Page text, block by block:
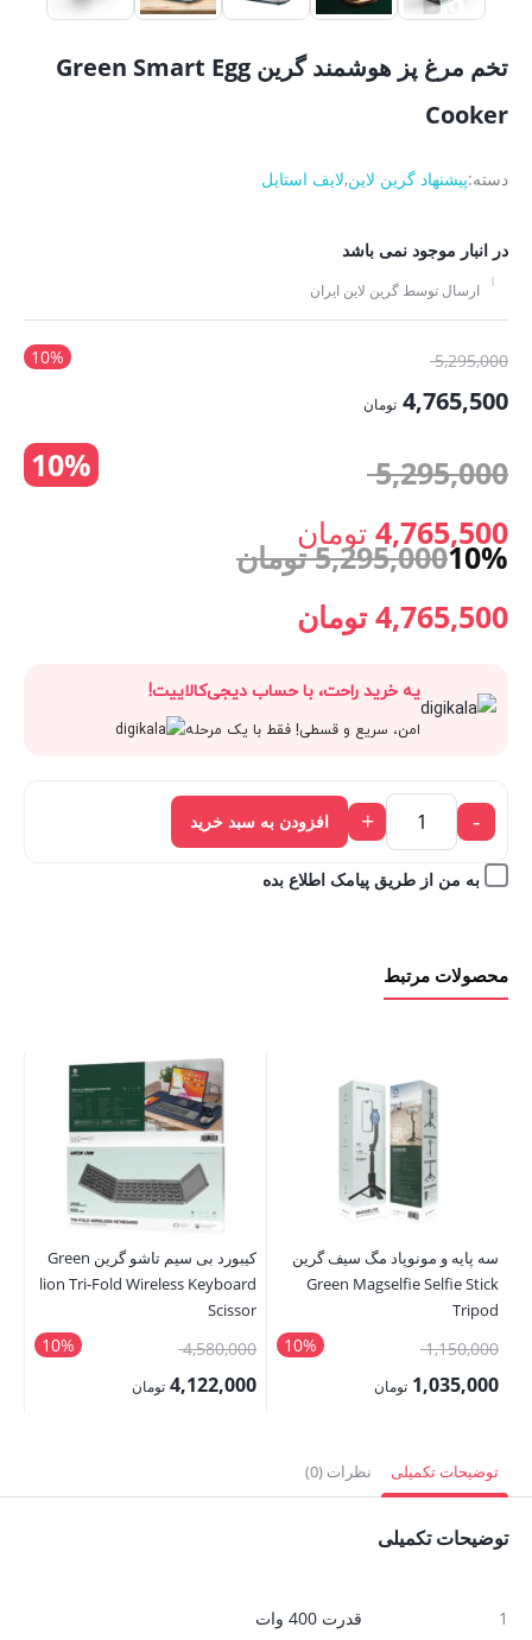
تخم مرغ پز هوشمند گرین Green Smart Egg
Cooker
دسته:پیشنهاد گرین لاین,لایف استایل
در انبار موجود نمی باشد
ارسال توسط گرین لاین ایران
10% 5,295,000قیمت
اصلی:
بود.
4,765,500 تومان
فعلی:
10% 5,295,000
اصلی: 4,765,500 تومان
4,765,500 تومان.
10%
5,295,000 تومان
قیمت
5,295,000 تومان
بود.
4,765,500 تومان
فعلی:
4,765,500 تومان.
یه خرید راحت، با حساب دیجی‌کالاییت!
امن، سریع و قسطی! فقط با یک مرحله
-
+ افزودن به سبد خرید
به من از طریق پیامک اطلاع بده
محصولات مرتبط
سه پایه و مونوپاد مگ سیف گرین
Green Magselfie Selfie Stick
Tripod
10% 1,150,000قیمت
اصلی:1,035,000 تومان
1,035,000 تومان.
کیبورد بی سیم تاشو گرین Green
lion Tri-Fold Wireless Keyboard
Scissor
10% 4,580,000قیمت
اصلی:4,122,000 تومان
توضیحات تکمیلی نظرات (0)
توضیحات تکمیلی
1 قدرت 400 وات